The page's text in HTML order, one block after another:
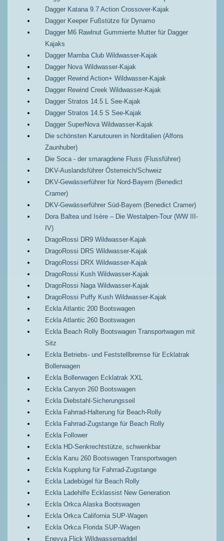
Dagger Katana 9.7 Action Crossover-Kajak
Dagger Keeper Fußstütze für Dynamo
Dagger M6 Rawlnut Gummierte Mutter für Dagger
Kajaks
Dagger Mamba Club Wildwasser-Kajak
Dagger Nova Wildwasser-Kajak
Dagger Rewind Action+ Wildwasser-Kajak
Dagger Rewind Creek Wildwasser-Kajak
Dagger Stratos 14.5 L See-Kajak
Dagger Stratos 14.5 S See-Kajak
Dagger SuperNova Wildwasser-Kajak
Die schönsten Kanutouren in Norditalien (Alfons
Zaunhuber)
Die Soca - der smaragdene Fluss (Flussführer)
DKV-Auslandsführer Österreich/Schweiz
DKV-Gewässerführer für Nord-Bayern (Benedict
Cramer)
DKV-Gewässerführer Süd-Bayern (Benedict Cramer)
Dora Baltea und Isère – Die Westalpen-Tour (WW III-
IV)
DragoRossi DR9 Wildwasser-Kajak
DragoRossi DRS Wildwasser-Kajak
DragoRossi DRX Wildwasser-Kajak
DragoRossi Kush Wildwasser-Kajak
DragoRossi Naga Wildwasser-Kajak
DragoRossi Puffy Kush Wildwasser-Kajak
Eckla Atlantic 200 Bootswagen
Eckla Atlantic 260 Bootswagen
Eckla Beach Rolly Bootswagen Transportwagen mit
Sitz
Eckla Betriebs- und Feststellbremse für Ecklatrak
Bollerwagen
Eckla Bollerwagen Ecklatrak XXL
Eckla Canyon 260 Bootswagen
Eckla Diebstahl-Sicherungsseil
Eckla Fahrrad-Halterung für Beach-Rolly
Eckla Fahrrad-Zugstange für Beach Rolly
Eckla Follower
Eckla HD-Senkrechtstütze, schwenkbar
Eckla Kanu 260 Bootswagen Transportwagen
Eckla Kupplung für Fahrrad-Zugstange
Eckla Ladebügel für Beach Rolly
Eckla Ladehilfe Ecklassist New Generation
Eckla Orkca Alaska Bootswagen
Eckla Orkca California SUP-Wagen
Eckla Orkca Florida SUP-Wagen
Enevya Flick Wildwasserpaddel